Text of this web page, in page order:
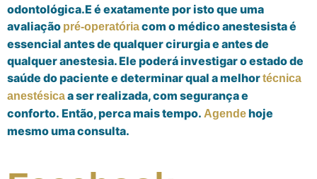
odontológica.E é exatamente por isto que uma
avaliação pré-operatóriacom o médico anestesista é
essencial antes de qualquer cirurgia e antes de
qualquer anestesia. Ele poderá investigar o estado de
saúde do paciente e determinar qual a melhortécnica
anestésicaa ser realizada, com segurança e
conforto. Então, perca mais tempo. Agendehoje
mesmouma consulta.